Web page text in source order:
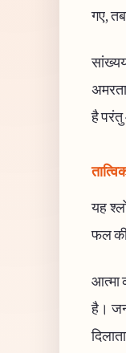
गए, तब
है
यह
फल की
आत्मा
है।